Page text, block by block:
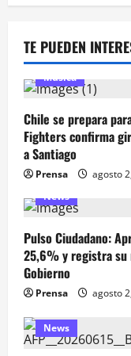
TE PUEDEN
Música
Chile se prepara
Fighters confirma
a Santiago
Prensa
agosto
News
Pulso Ciudadano:
25,6% y registra su
Gobierno
Prensa agosto
News